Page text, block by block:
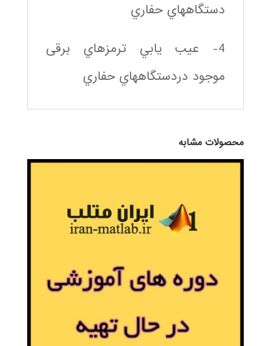
دستگاههاي حفاري
4- عيب يابي ترمزهاي برقی
موجود دردستگاههاي حفاري
محصولات مشابه